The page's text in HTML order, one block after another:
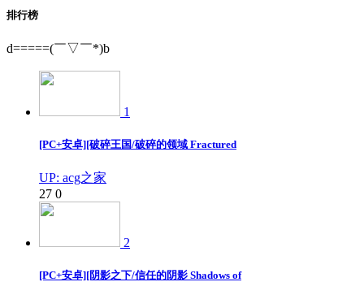
排行榜
d=====(￣▽￣*)b
1
[PC+安卓][破碎王国/破碎的领域 Fractured
UP: acg之家
27 0
2
[PC+安卓][阴影之下/信任的阴影 Shadows of